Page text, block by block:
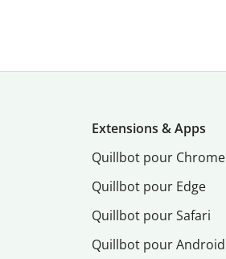
Extensions & Apps
Quillbot pour Chrome
Quillbot pour Edge
Quillbot pour Safari
Quillbot pour Android